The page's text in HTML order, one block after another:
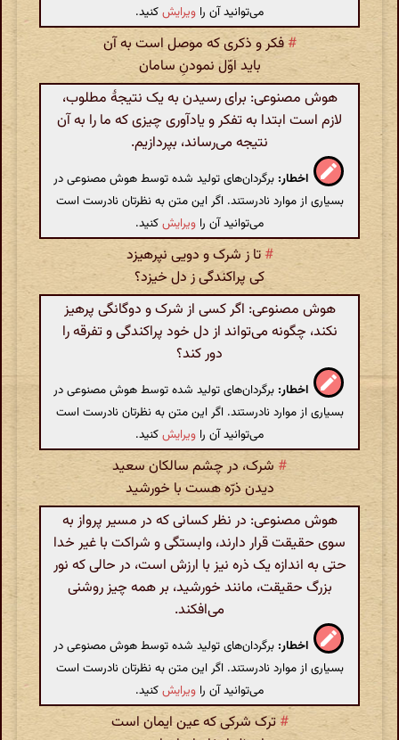
می‌توانید آن را ویرایشکنید.
# فکر و ذکری که موصل است به آن
باید اوّل نمودنِ سامان
هوش مصنوعی: برای رسیدن به یک نتیجهٔ مطلوب،
لازم است ابتدا به تفکر و یادآوری چیزی که ما را به آن
نتیجه می‌رساند، بپردازیم.
اخطار: برگردان‌های تولید شده توسط هوش مصنوعی در
بسیاری از موارد نادرستند. اگر این متن به نظرتان نادرست است
می‌توانید آن را ویرایشکنید.
# تا ز شرک و دویی نپرهیزد
کی پراکندگی ز دل خیزد؟
هوش مصنوعی: اگر کسی از شرک و دوگانگی پرهیز
نکند، چگونه می‌تواند از دل خود پراکندگی و تفرقه را
دور کند؟
اخطار: برگردان‌های تولید شده توسط هوش مصنوعی در
بسیاری از موارد نادرستند. اگر این متن به نظرتان نادرست است
می‌توانید آن را ویرایشکنید.
# شرک، در چشم سالکان سعید
دیدن ذرّه هست با خورشید
هوش مصنوعی: در نظر کسانی که در مسیر پرواز به
سوی حقیقت قرار دارند، وابستگی و شراکت با غیر خدا
حتی به اندازه یک ذره نیز با ارزش است، در حالی که نور
بزرگ حقیقت، مانند خورشید، بر همه چیز روشنی
می‌افکند.
اخطار: برگردان‌های تولید شده توسط هوش مصنوعی در
بسیاری از موارد نادرستند. اگر این متن به نظرتان نادرست است
می‌توانید آن را ویرایشکنید.
#ترک شرکی که عین ایمان است